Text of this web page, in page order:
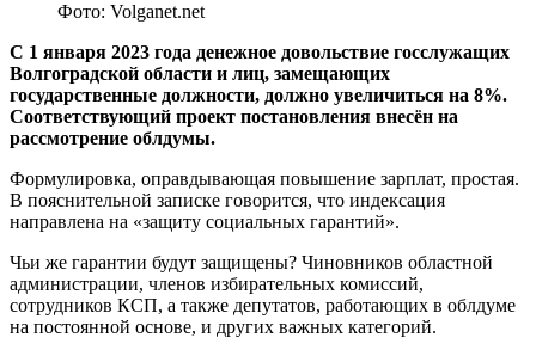
Фото: Volganet.net
С 1 января 2023 года денежное довольствие госслужащих
Волгоградской области и лиц, замещающих
государственные должности, должно увеличиться на 8%.
Соответствующий проект постановления внесён на
рассмотрение облдумы.
Формулировка, оправдывающая повышение зарплат, простая.
В пояснительной записке говорится, что индексация
направлена на «защиту социальных гарантий».
Чьи же гарантии будут защищены? Чиновников областной
администрации, членов избирательных комиссий,
сотрудников КСП, а также депутатов, работающих в облдуме
на постоянной основе, и других важных категорий.